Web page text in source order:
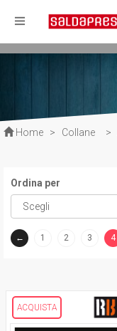
Home > Collane >
Ordina per
← 1 2 3
4
ACQUISTA